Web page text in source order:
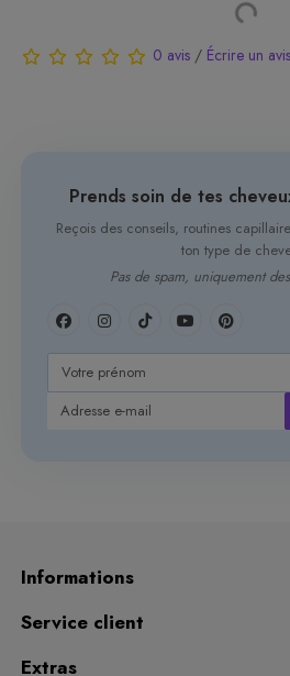
0 avis/ Écrire un avis
Prends soin de tes
Reçois des conseils, routines
ton type de
Pas de spam, uniquement
Informations
Service client
Extras